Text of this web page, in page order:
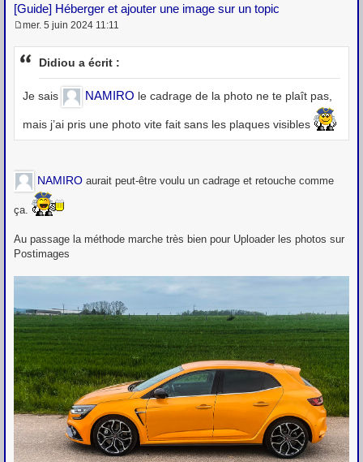
[Guide] Héberger et ajouter une image sur un topic
e
s
g
e
mer. 5 juin 2024 11:11
Didiou a écrit :
Je sais NAMIRO le cadrage de la photo ne te plaît pas,
mais j’ai pris une photo vite fait sans les plaques visibles
NAMIRO aurait peut-être voulu un cadrage et retouche comme
ça.
Au passage la méthode marche très bien pour Uploader les photos sur
Postimages